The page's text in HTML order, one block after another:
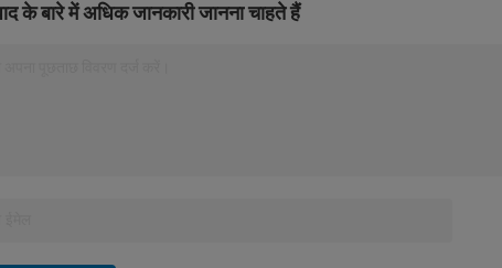
के बारे में अधिक जानकारी जानना चाहते हैं